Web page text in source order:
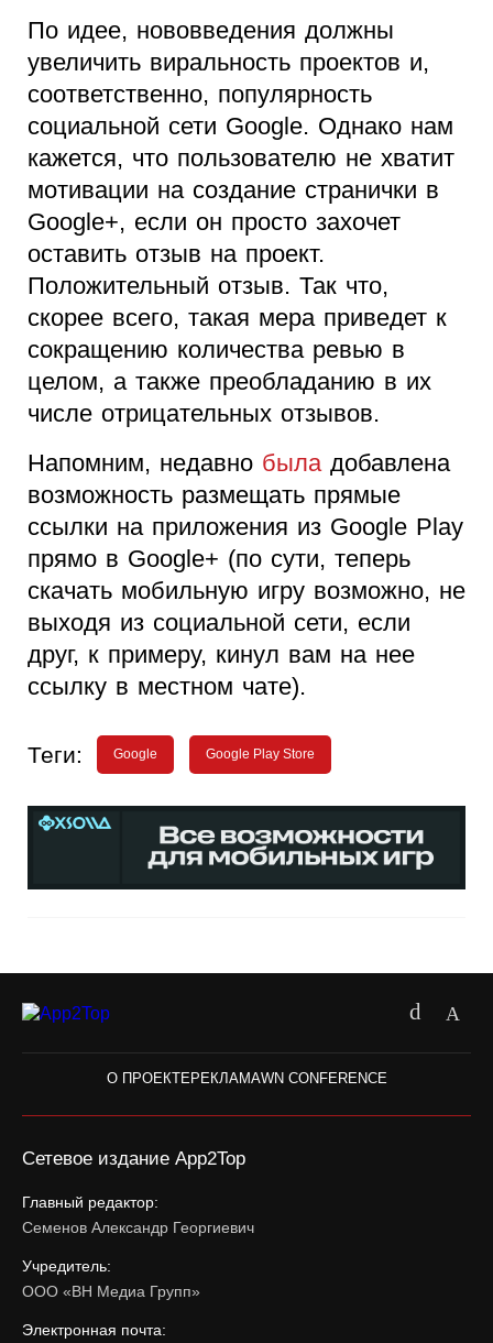
По идее, нововведения должны
увеличить виральность проектов и,
соответственно, популярность
социальной сети Google. Однако нам
кажется, что пользователю не хватит
мотивации на создание странички в
Google+, если он просто захочет
оставить отзыв на проект.
Положительный отзыв. Так что,
скорее всего, такая мера приведет к
сокращению количества ревью в
целом, а также преобладанию в их
числе отрицательных отзывов.
Напомним, недавно быладобавлена
возможность размещать прямые
ссылки на приложения из Google Play
прямо в Google+ (по сути, теперь
скачать мобильную игру возможно, не
выходя из социальной сети, если
друг, к примеру, кинул вам на нее
ссылку в местном чате).
Теги: Google Google Play Store
О ПРОЕКТЕ РЕКЛАМАWN CONFERENCE
Сетевое издание App2Top
Главный редактор:
Семенов Александр Георгиевич
Учредитель:
ООО «ВН Медиа Групп»
Электронная почта: